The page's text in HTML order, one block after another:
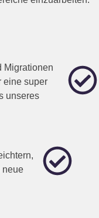
Migrationen
eine super
unseres
neue